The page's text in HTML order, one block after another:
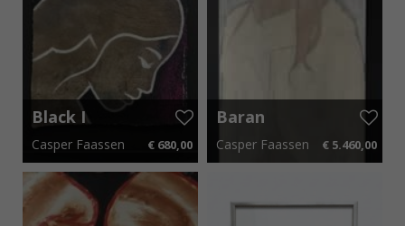
Black I
Casper Faassen € 680,00
60 cm x 60 cm € 10,20 p.m.
Baran
Casper Faassen € 5.460,00